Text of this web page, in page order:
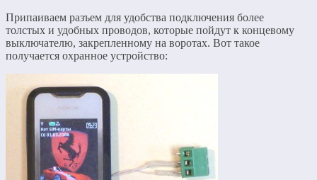
Припаиваем разъем для удобства подключения более
толстых и удобных проводов, которые пойдут к концевому
выключателю, закрепленному на воротах. Вот такое
получается охранное устройство: